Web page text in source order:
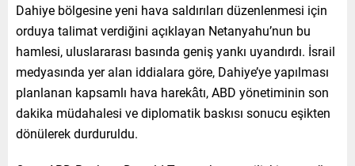
Dahiye bölgesine yeni hava saldırıları düzenlenmesi için
orduya talimat verdiğini açıklayan Netanyahu’nun bu
hamlesi, uluslararası basında geniş yankı uyandırdı. İsrail
medyasında yer alan iddialara göre, Dahiye’ye yapılması
planlanan kapsamlı hava harekâtı, ABD yönetiminin son
dakika müdahalesi ve diplomatik baskısı sonucu eşikten
dönülerek durduruldu.